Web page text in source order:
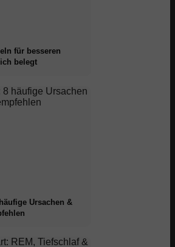
für besseren
belegt
Ursachen &